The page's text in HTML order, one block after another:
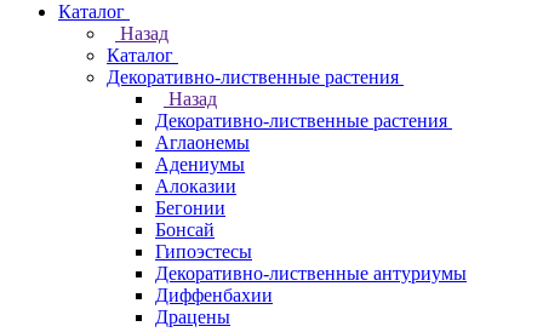
Каталог
Назад
Каталог
Декоративно-лиственные растения
Назад
Декоративно-лиственные растения
Аглаонемы
Адениумы
Алоказии
Бегонии
Бонсай
Гипоэстесы
Декоративно-лиственные антуриумы
Диффенбахии
Драцены